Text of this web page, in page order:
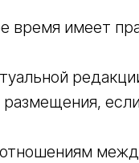
время имеет
размещения,